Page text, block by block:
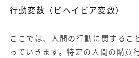
行動変数（ビヘイビア変数）
ここでは、人間の行動に関するこ
っていきます。特定の人間の購買